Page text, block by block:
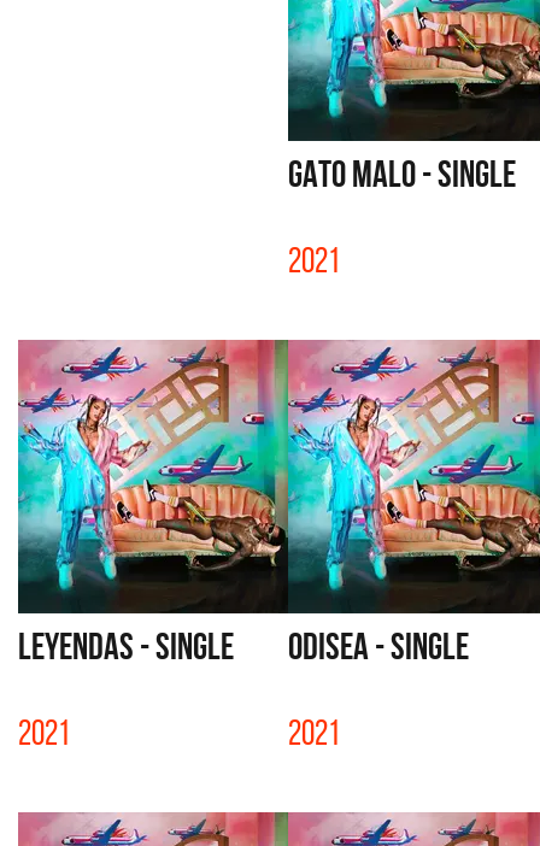
GATO MALO - SINGLE
2021
LEYENDAS - SINGLE
2021
ODISEA - SINGLE
2021